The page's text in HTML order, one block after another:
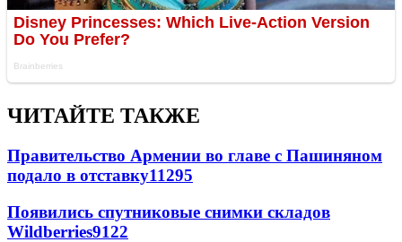
ЧИТАЙТЕ ТАКЖЕ
Правительство Армении во главе с Пашиняном
подало в отставку11295
Появились спутниковые снимки складов
Wildberries9122